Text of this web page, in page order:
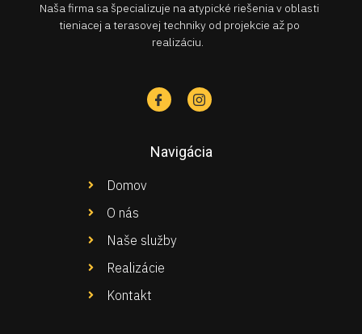
Naša firma sa špecializuje na atypické riešenia v oblasti
tieniacej a terasovej techniky od projekcie až po
realizáciu.
Navigácia
Domov
O nás
Naše služby
Realizácie
Kontakt